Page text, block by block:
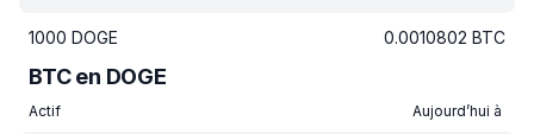
1000 DOGE 0.0010802 BTC
BTC en DOGE
Actif Aujourd’hui à